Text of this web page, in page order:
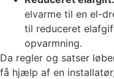
elvarme til en el-
til reduceret
opvarmning.
Da regler og satser
få hjælp af en